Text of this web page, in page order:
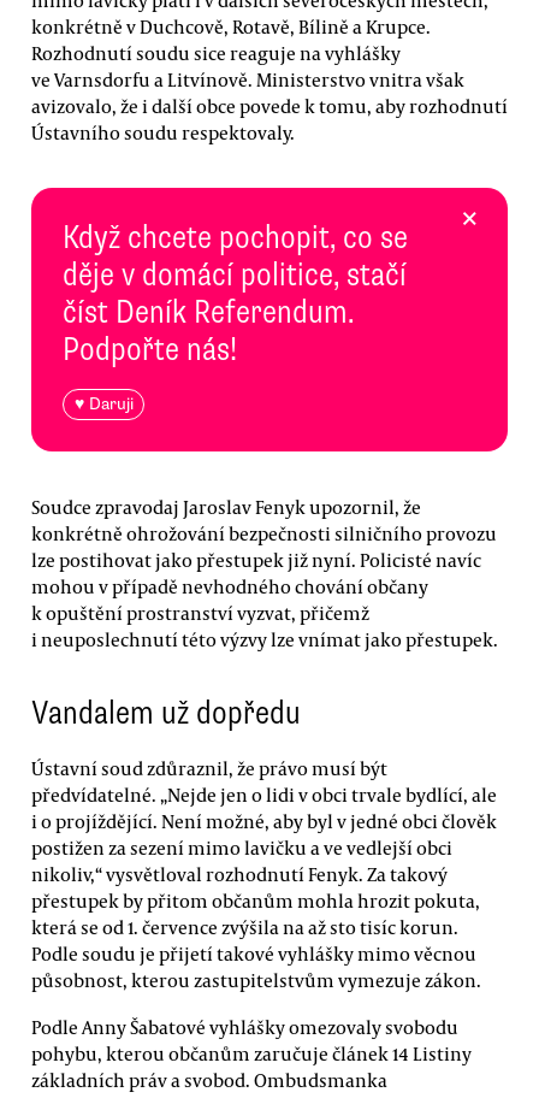
konkrétně v Duchcově, Rotavě, Bílině a Krupce.
Rozhodnutí soudu sice reaguje na vyhlášky
ve Varnsdorfu a Litvínově. Ministerstvo vnitra však
avizovalo, že i další obce povede k tomu, aby rozhodnutí
Ústavního soudu respektovaly.
Když chcete pochopit, co se
děje v domácí politice, stačí
číst Deník Referendum.
Podpořte nás!
♥ Daruji
×
Soudce zpravodaj Jaroslav Fenyk upozornil, že
konkrétně ohrožování bezpečnosti silničního provozu
lze postihovat jako přestupek již nyní. Policisté navíc
mohou v případě nevhodného chování občany
k opuštění prostranství vyzvat, přičemž
i neuposlechnutí této výzvy lze vnímat jako přestupek.
Vandalem už dopředu
Ústavní soud zdůraznil, že právo musí být
předvídatelné. „Nejde jen o lidi v obci trvale bydlící, ale
i o projíždějící. Není možné, aby byl v jedné obci člověk
postižen za sezení mimo lavičku a ve vedlejší obci
nikoliv,“ vysvětloval rozhodnutí Fenyk. Za takový
přestupek by přitom občanům mohla hrozit pokuta,
která se od 1. července zvýšila na až sto tisíc korun.
Podle soudu je přijetí takové vyhlášky mimo věcnou
působnost, kterou zastupitelstvům vymezuje zákon.
Podle Anny Šabatové vyhlášky omezovaly svobodu
pohybu, kterou občanům zaručuje článek 14 Listiny
základních práv a svobod. Ombudsmanka